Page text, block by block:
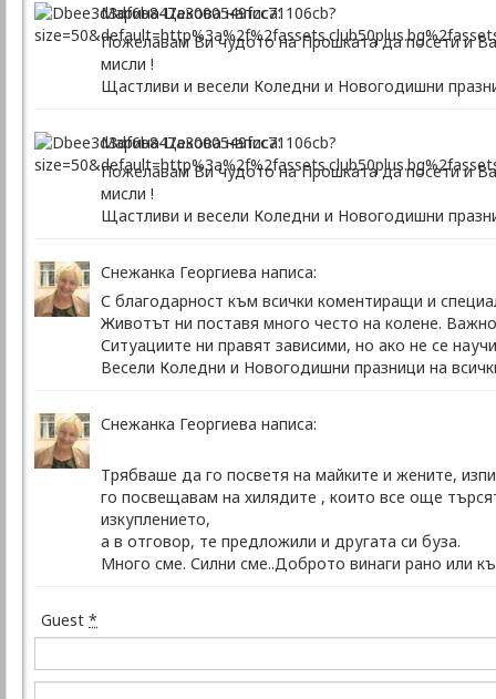
Марина Цекова написа:
Пожелавам Ви чудото на Прошката да посети и
мисли !
Щастливи и весели Коледни и Новогодишни
Марина Цекова написа:
Пожелавам Ви чудото на Прошката да посети и
мисли !
Щастливи и весели Коледни и Новогодишни
Снежанка Георгиева написа:
С благодарност към всички коментиращи и
Животът ни поставя много често на колене.
Ситуациите ни правят зависими, но ако не се
Весели Коледни и Новогодишни празници на
Снежанка Георгиева написа:
Трябваше да го посветя на майките и жените,
го посвещавам на хилядите , които все още
изкуплението,
а в отговор, те предложили и другата си буза.
Много сме. Силни сме..Доброто винаги рано или
Guest *